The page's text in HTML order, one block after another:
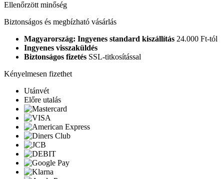
Ellenőrzött minőség
Biztonságos és megbízható vásárlás
Magyarország: Ingyenes standard kiszállítás 24.000 Ft-tól
Ingyenes visszaküldés
Biztonságos fizetés SSL-titkosítással
Kényelmesen fizethet
Utánvét
Előre utalás